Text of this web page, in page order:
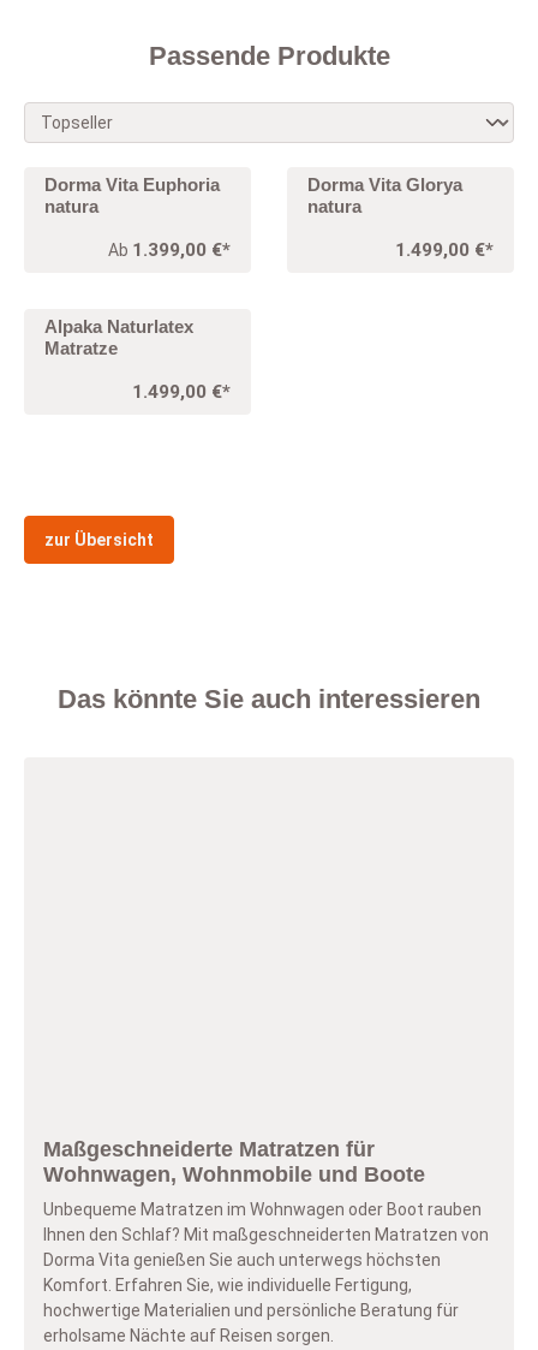
Passende Produkte
Dorma Vita Euphoria
natura
Ab 1.399,00 €*
Dorma Vita Glorya
natura
1.499,00 €*
Alpaka Naturlatex
Matratze
1.499,00 €*
zur Übersicht
Das könnte Sie auch interessieren
Maßgeschneiderte Matratzen für
Wohnwagen, Wohnmobile und Boote
Unbequeme Matratzen im Wohnwagen oder Boot rauben
Ihnen den Schlaf? Mit maßgeschneiderten Matratzen von
Dorma Vita genießen Sie auch unterwegs höchsten
Komfort. Erfahren Sie, wie individuelle Fertigung,
hochwertige Materialien und persönliche Beratung für
erholsame Nächte auf Reisen sorgen.